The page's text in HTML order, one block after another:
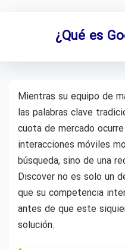
¿Qué es
Mientras su equipo de
las palabras clave
cuota de mercado
interacciones móviles
búsqueda, sino de una
Discover no es solo un
que su competencia
antes de que este
solución.